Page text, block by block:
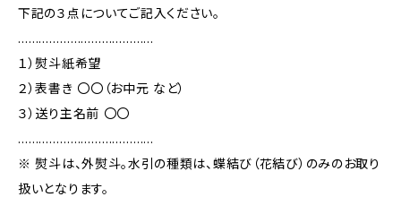
下記の３点についてご記入ください。
…………………………………
１）熨斗紙希望
２）表書き 〇〇（お中元 など）
３）送り主名前 〇〇
…………………………………
※ 熨斗は、外熨斗。水引の種類は、蝶結び（花結び）のみのお取り
扱いとなります。